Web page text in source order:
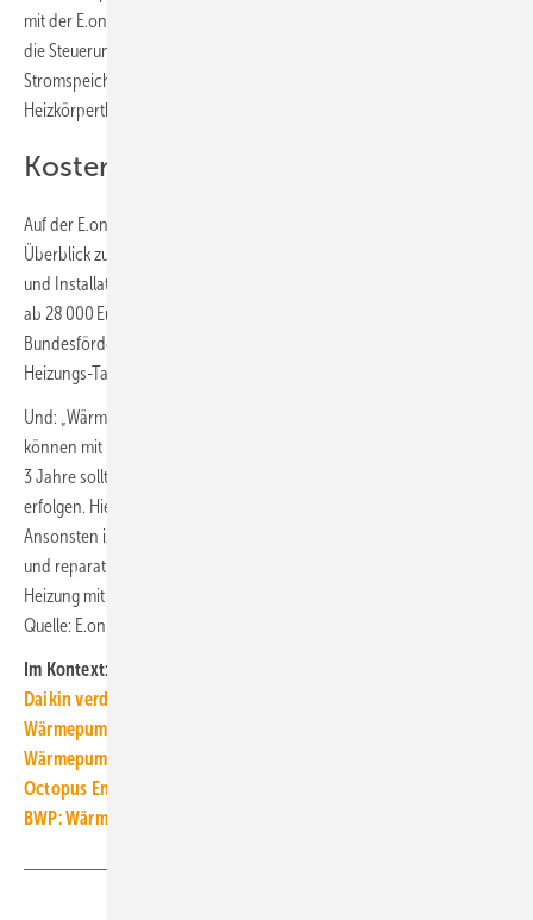
mit der E.on Home App einstellen zu lassen. Sie ermöglicht außerdem
die Steuerung weiterer E.on-Energielösungen – Photovoltaik-Anlage,
Stromspeicher und Wallbox – sowie die Einbindung bestimmter
Heizkörperthermostate.
Kosten
Auf der E.on-Infoseite bekommen Interessenten auch einen ersten
Überblick zu dem Kosten: „Die reinen Anschaffungs-, Erschließungs-
und Installationskosten für eine Luft/Wasser-Wärmepumpe beginnen
ab 28 000 Euro.“ Der Einzelmaßnahmen-Zuschuss über die
Bundesförderung für effiziente Gebäude (BEG) von 25 % bzw. mit
Heizungs-Tausch-Bonus 35 % ist dabei noch nicht berücksichtigt.
Und: „Wärmepumpen gelten als sehr wartungsarm und langlebig. Sie
können mit [Wartungskosten] rund 150 Euro pro Jahr rechnen. […] Alle
3 Jahre sollte eine professionelle Reinigung [des Verdampfers]
erfolgen. Hierfür ist mit Kosten von etwa 200 bis 300 Euro zu rechnen.
Ansonsten ist auch eine Luft7Wasser-Wärmepumpe nahezu wartungs-
und reparaturfrei.“ Zum Vergleich werden die Kosten für eine Gas-
Heizung mit „ab 10 000 Euro“ beziffert. ■
Quelle: E.on / jv
Im Kontext:
Daikin verdreifacht Wärmepumpen-Produktion in Güglingen
Wärmepumpen-Ampel zeigt Eignung für Wohngebäude
Wärmepumpe-Photovoltaik-Kombination stark nachgefragt
Octopus Energy startet im deutschen Wärmepumpenmarkt
BWP: Wärmepumpenstrom muss mit ins Basiskontingent